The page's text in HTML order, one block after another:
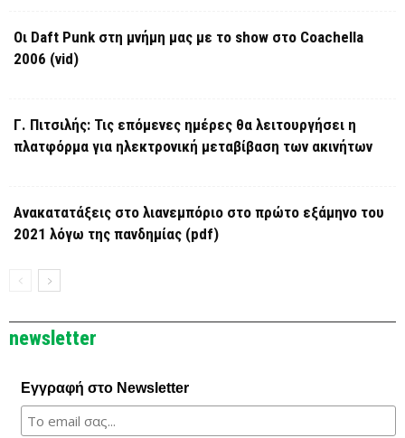
Οι Daft Punk στη μνήμη μας με το show στο Coachella
2006 (vid)
Γ. Πιτσιλής: Τις επόμενες ημέρες θα λειτουργήσει η
πλατφόρμα για ηλεκτρονική μεταβίβαση των ακινήτων
Ανακατατάξεις στο λιανεμπόριο στο πρώτο εξάμηνο του
2021 λόγω της πανδημίας (pdf)
newsletter
Εγγραφή στο Newsletter